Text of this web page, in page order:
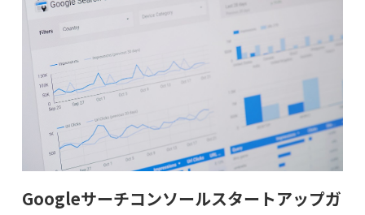
Googleサーチコンソールスタートアップガ